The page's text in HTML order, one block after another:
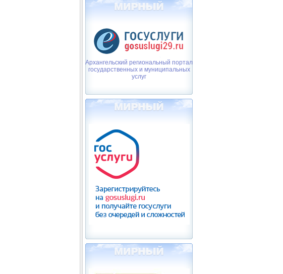
Архангельский региональный портал
государственных и муниципальных
услуг